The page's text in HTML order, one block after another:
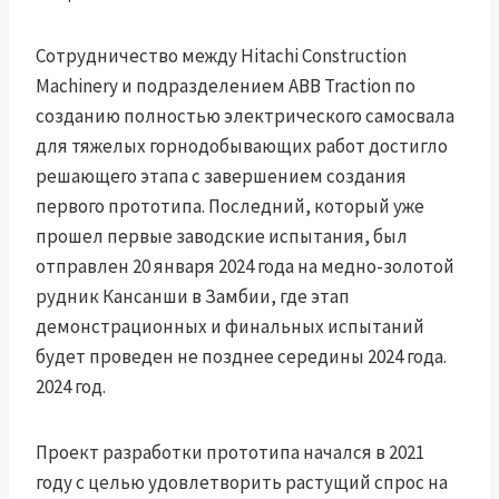
Сотрудничество между Hitachi Construction
Machinery и подразделением ABB Traction по
созданию полностью электрического самосвала
для тяжелых горнодобывающих работ достигло
решающего этапа с завершением создания
первого прототипа. Последний, который уже
прошел первые заводские испытания, был
отправлен 20 января 2024 года на медно-золотой
рудник Кансанши в Замбии, где этап
демонстрационных и финальных испытаний
будет проведен не позднее середины 2024 года.
2024 год.
Проект разработки прототипа начался в 2021
году с целью удовлетворить растущий спрос на